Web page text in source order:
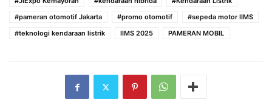
#pameran otomotif Jakarta
#promo otomotif
#sepeda motor IIMS
#teknologi kendaraan listrik
IIMS 2025 PAMERAN MOBIL